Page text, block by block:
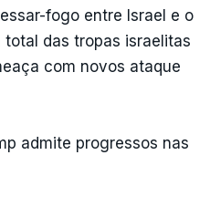
fogo entre Israel e o
total das tropas israelitas
com novos ataque
admite progressos nas